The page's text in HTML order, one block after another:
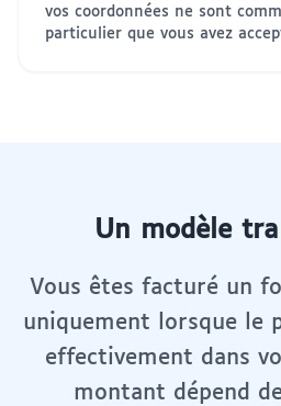
vos coordonnées ne sont
particulier que vous avez
Un modèle
Vous êtes facturé un
uniquement lorsque le
effectivement dans
montant dépend